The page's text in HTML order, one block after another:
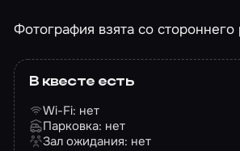
Фотография взята со стороннего
В квесте есть
Wi-Fi: нет
Парковка: нет
Зал ожидания: нет